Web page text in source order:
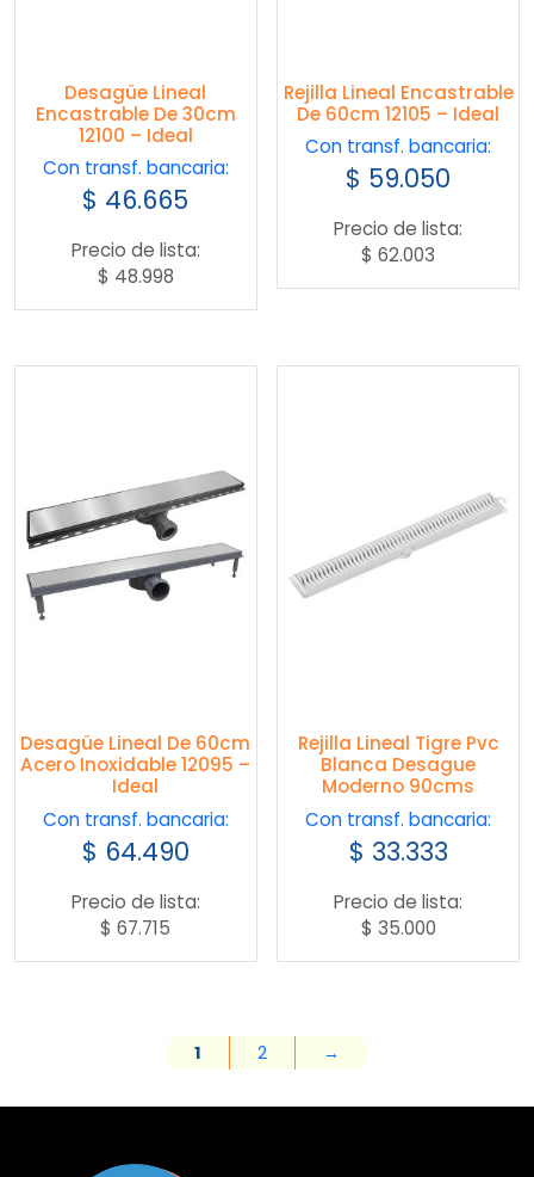
Desagüe Lineal
Encastrable De 30cm
12100 – Ideal
Con transf. bancaria:
$ 46.665
Precio de lista:
$ 48.998
Rejilla Lineal Encastrable
De 60cm 12105 – Ideal
Con transf. bancaria:
$ 59.050
Precio de lista:
$ 62.003
Desagüe Lineal De 60cm
Acero Inoxidable 12095 –
Ideal
Con transf. bancaria:
$ 64.490
Precio de lista:
$ 67.715
Rejilla Lineal Tigre Pvc
Blanca Desague
Moderno 90cms
Con transf. bancaria:
$ 33.333
Precio de lista:
$ 35.000
1 2 →